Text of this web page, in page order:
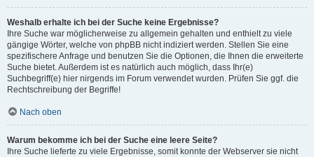
Weshalb erhalte ich bei der Suche keine Ergebnisse?
Ihre Suche war möglicherweise zu allgemein gehalten und enthielt zu viele
gängige Wörter, welche von phpBB nicht indiziert werden. Stellen Sie eine
spezifischere Anfrage und benutzen Sie die Optionen, die Ihnen die erweiterte
Suche bietet. Außerdem ist es natürlich auch möglich, dass Ihr(e)
Suchbegriff(e) hier nirgends im Forum verwendet wurden. Prüfen Sie ggf. die
Rechtschreibung der Begriffe!
Nach oben
Warum bekomme ich bei der Suche eine leere Seite?
Ihre Suche lieferte zu viele Ergebnisse, somit konnte der Webserver sie nicht